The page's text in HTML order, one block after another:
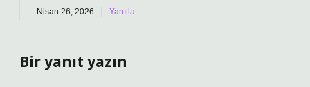
Nisan 26, 2026 Yanıtla
Bir yanıt yazın